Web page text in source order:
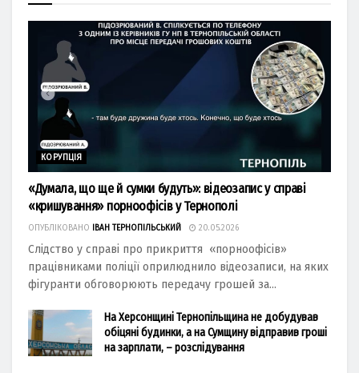
КОРУПЦІЯ
«Думала, що ще й сумки будуть»: відеозапис у справі
«кришування» порноофісів у Тернополі
ОПУБЛІКОВАНО ІВАН ТЕРНОПІЛЬСЬКИЙ 20.05.2026
Слідство у справі про прикриття «порноофісів»
працівниками поліції оприлюднило відеозаписи, на яких
фігуранти обговорюють передачу грошей за...
На Херсонщині Тернопільщина не добудував
обіцяні будинки, а на Сумщину відправив гроші
на зарплати, – розслідування